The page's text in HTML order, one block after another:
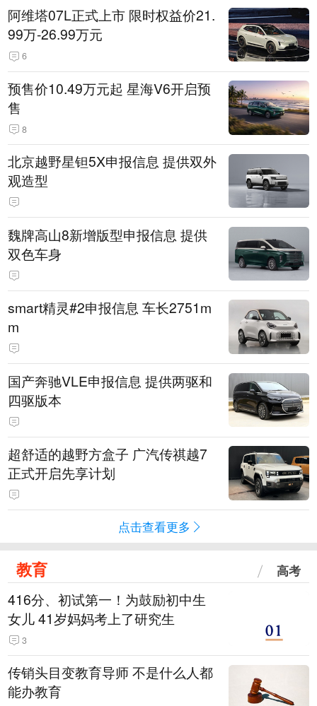
阿维塔07L正式上市 限时权益价21.
99万-26.99万元
6
预售价10.49万元起 星海V6开启预
售
8
北京越野星钽5X申报信息 提供双外
观造型
魏牌高山8新增版型申报信息 提供
双色车身
smart精灵#2申报信息 车长2751m
m
国产奔驰VLE申报信息 提供两驱和
四驱版本
超舒适的越野方盒子 广汽传祺越7
正式开启先享计划
点击查看更多
教育 高考
416分、初试第一！为鼓励初中生
女儿 41岁妈妈考上了研究生
3
传销头目变教育导师 不是什么人都
能办教育